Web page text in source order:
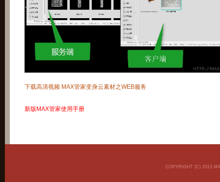
下载高清视频 MAX管家变身云素材之WEB服务
新版MAX管家使用手册
COPYRIGHT (C) 2013